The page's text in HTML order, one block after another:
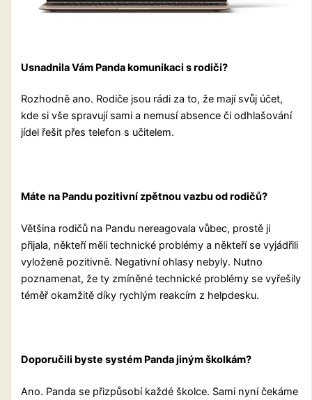
Usnadnila Vám Panda komunikaci s rodiči?
Rozhodně ano. Rodiče jsou rádi za to, že mají svůj účet,
kde si vše spravují sami a nemusí absence či odhlašování
jídel řešit přes telefon s učitelem.
Máte na Pandu pozitivní zpětnou vazbu od rodičů?
Většina rodičů na Pandu nereagovala vůbec, prostě ji
přijala, někteří měli technické problémy a někteří se vyjádřili
vyloženě pozitivně. Negativní ohlasy nebyly. Nutno
poznamenat, že ty zmíněné technické problémy se vyřešily
téměř okamžitě díky rychlým reakcím z helpdesku.
Doporučili byste systém Panda jiným školkám?
Ano. Panda se přizpůsobí každé školce. Sami nyní čekáme